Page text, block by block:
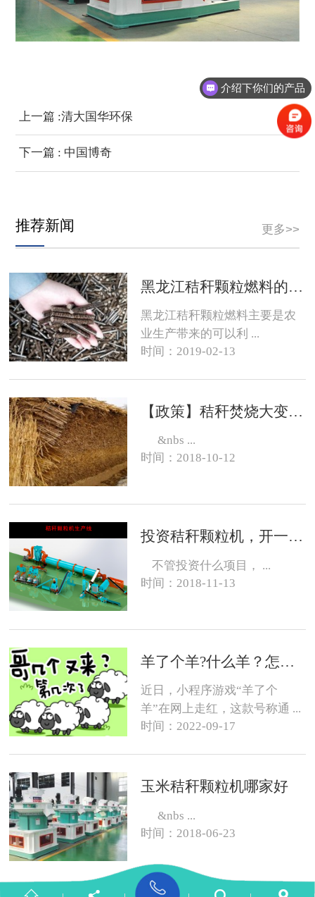
上一篇 :清大国华环保
下一篇 : 中国博奇
更多>>
推荐新闻
黑龙江秸秆颗粒燃料的销路在哪？
黑龙江秸秆颗粒燃料主要是农
业生产带来的可以利 ...
时间：2019-02-13
【政策】秸秆焚烧大变化，有的地方可以烧了
&nbs ...
时间：2018-10-12
投资秸秆颗粒机，开一个生物质燃料颗粒厂大约需要投资多少钱？
不管投资什么项目， ...
时间：2018-11-13
羊了个羊?什么羊？怎么养？
近日，小程序游戏“羊了个
羊”在网上走红，这款号称通 ...
时间：2022-09-17
玉米秸秆颗粒机哪家好
&nbs ...
时间：2018-06-23
介绍下你们的产品